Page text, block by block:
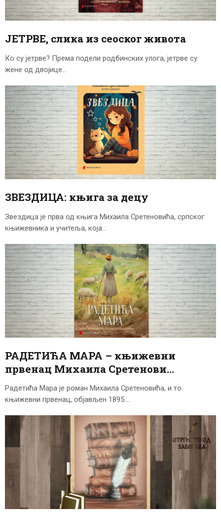
ЦЕНОВНИК
ПИСМО
ЈЕТРВЕ, слика из сеоског живота
Ко су јетрве? Према подели родбинских улога, јетрве су
жене од двојице…
ЗВЕЗДИЦА: књига за децу
Звездица је прва од књига Михаила Сретеновића, српског
књижевника и учитеља, која…
РАДЕТИЋА МАРА – књижевни
првенац Михаила Сретенови…
Радетића Мара је роман Михаила Сретеновића, и то
књижевни првенац, објављен 1895.…